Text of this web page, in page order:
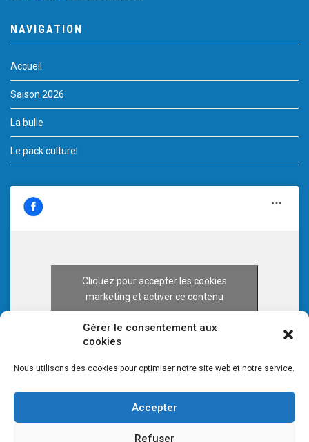
Gérer le consentement aux
cookies
Nous utilisons des cookies pour optimiser notre site web et notre service.
Accepter
Refuser
NAVIGATION
Accueil
Saison 2026
La bulle
Le pack culturel
Cliquez pour accepter les cookies
marketing et activer ce contenu